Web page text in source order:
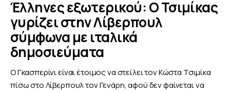
ΑΦΙΕΡΩΜΑΤΑ
MEET THE TEAM
Έλληνες εξωτερικού: Ο Τσιμίκας
γυρίζει στην Λίβερπουλ
σύμφωνα με ιταλικά
δημοσιεύματα
Ο Γκασπερίνι είναι έτοιμος να στείλει τον Κώστα Τσιμίκα
πίσω στο Λίβερπουλ τον Γενάρη, αφού δεν φαίνεται να